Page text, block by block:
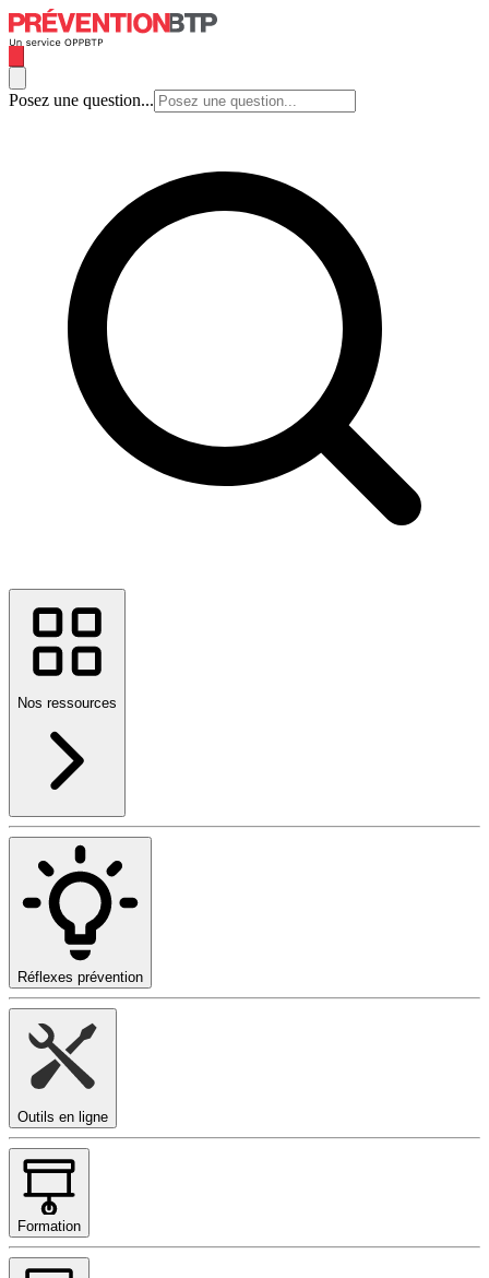
Posez une question...
Nos ressources
Réflexes prévention
Outils en ligne
Formation